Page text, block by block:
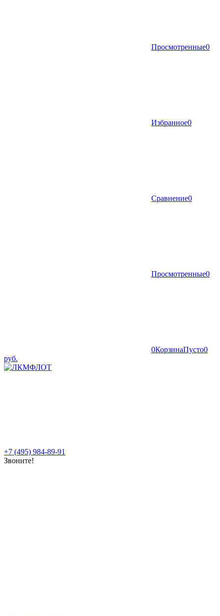
Просмотренные0
Избранное0
Сравнение0
Просмотренные0
0КорзинаПусто0
руб.
+7 (495) 984-89-91
Звоните!